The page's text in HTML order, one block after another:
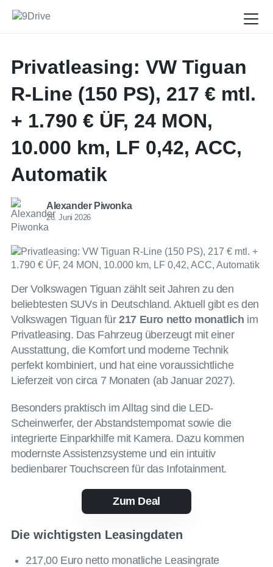
Privatleasing: VW Tiguan
R-Line (150 PS), 217 € mtl.
+ 1.790 € ÜF, 24 MON,
10.000 km, LF 0,42, ACC,
Automatik
Alexander Piwonka
26. Juni 2026
Der Volkswagen Tiguan zählt seit Jahren zu den
beliebtesten SUVs in Deutschland. Aktuell gibt es den
Volkswagen Tiguan für217 Euro netto monatlich im
Privatleasing. Das Fahrzeug überzeugt mit einer
Ausstattung, die Komfort und moderne Technik
perfekt kombiniert, und hat eine voraussichtliche
Lieferzeit von circa 7 Monaten (ab Januar 2027).
Besonders praktisch im Alltag sind die LED-
Scheinwerfer, der Abstandstempomat sowie die
integrierte Einparkhilfe mit Kamera. Dazu kommen
modernste Assistenzsysteme und ein intuitiv
bedienbarer Touchscreen für das Infotainment.
Zum Deal
Die wichtigsten Leasingdaten
217,00 Euro netto monatliche Leasingrate